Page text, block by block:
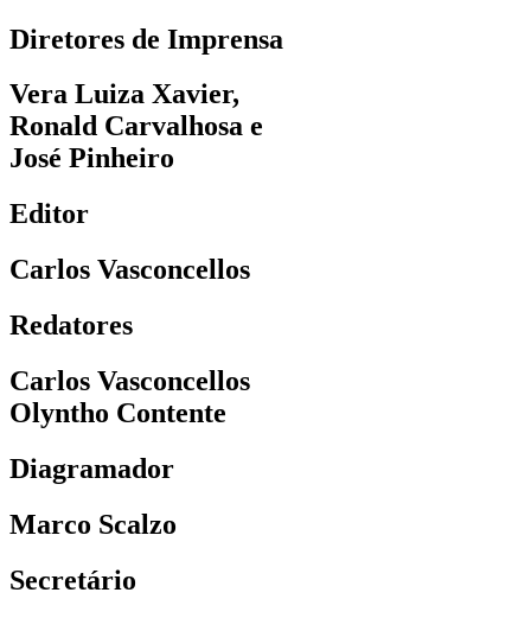
Diretores de Imprensa
Vera Luiza Xavier,
Ronald Carvalhosa e
José Pinheiro
Editor
Carlos Vasconcellos
Redatores
Carlos Vasconcellos
Olyntho Contente
Diagramador
Marco Scalzo
Secretário